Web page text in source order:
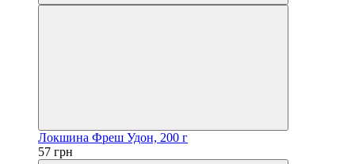
Локшина Фреш Удон, 200 г
57 грн